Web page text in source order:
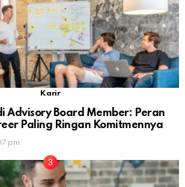
Karir
Advisory Board Member: Peran
Paling Ringan Komitmennya
pm